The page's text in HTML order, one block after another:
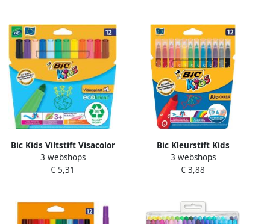
Bic Kids Viltstift Visacolor
XL Ecolutions 12 stiften in
een kartonnen etui
3 webshops
€ 5,31
Bic Kleurstift Kids
Ecolutions Visacolor XL ass
medium etuiÃ 12st
3 webshops
€ 3,88